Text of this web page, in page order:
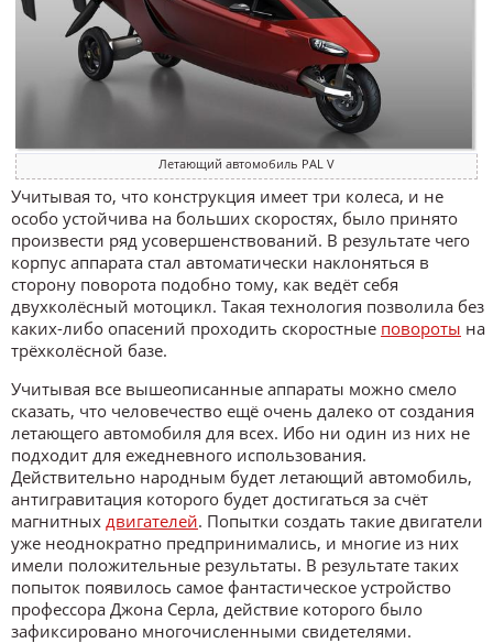
Летающий автомобиль PAL V
Учитывая то, что конструкция имеет три колеса, и не
особо устойчива на больших скоростях, было принято
произвести ряд усовершенствований. В результате чего
корпус аппарата стал автоматически наклоняться в
сторону поворота подобно тому, как ведёт себя
двухколёсный мотоцикл. Такая технология позволила без
каких-либо опасений проходить скоростные повороты на
трёхколёсной базе.
Учитывая все вышеописанные аппараты можно смело
сказать, что человечество ещё очень далеко от создания
летающего автомобиля для всех. Ибо ни один из них не
подходит для ежедневного использования.
Действительно народным будет летающий автомобиль,
антигравитация которого будет достигаться за счёт
магнитных двигателей. Попытки создать такие двигатели
уже неоднократно предпринимались, и многие из них
имели положительные результаты. В результате таких
попыток появилось самое фантастическое устройство
профессора Джона Серла, действие которого было
зафиксировано многочисленными свидетелями.